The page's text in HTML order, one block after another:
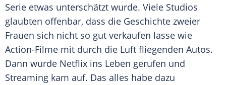
Serie etwas unterschätzt wurde. Viele Studios
glaubten offenbar, dass die Geschichte zweier
Frauen sich nicht so gut verkaufen lasse wie
Action-Filme mit durch die Luft fliegenden Autos.
Dann wurde Netflix ins Leben gerufen und
Streaming kam auf. Das alles habe dazu